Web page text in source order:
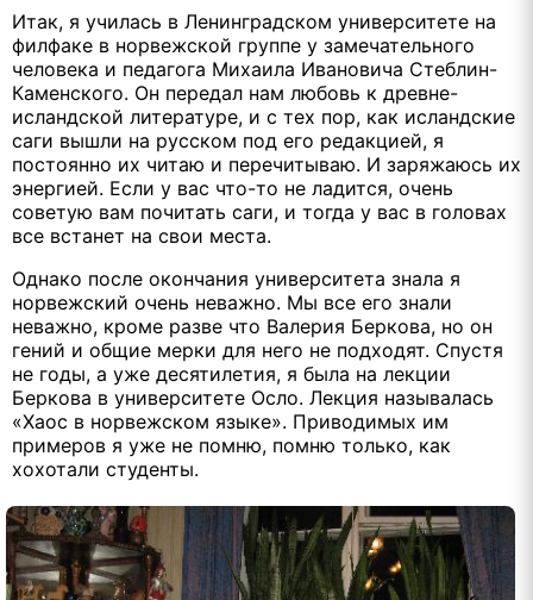
Итак, я училась в Ленинградском университете на
филфаке в норвежской группе у замечательного
человека и педагога Михаила Ивановича Стеблин-
Каменского. Он передал нам любовь к древне-
исландской литературе, и с тех пор, как исландские
саги вышли на русском под его редакцией, я
постоянно их читаю и перечитываю. И заряжаюсь их
энергией. Если у вас что-то не ладится, очень
советую вам почитать саги, и тогда у вас в головах
все встанет на свои места.
Однако после окончания университета знала я
норвежский очень неважно. Мы все его знали
неважно, кроме разве что Валерия Беркова, но он
гений и общие мерки для него не подходят. Спустя
не годы, а уже десятилетия, я была на лекции
Беркова в университете Осло. Лекция называлась
«Хаос в норвежском языке». Приводимых им
примеров я уже не помню, помню только, как
хохотали студенты.